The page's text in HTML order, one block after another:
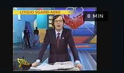
8 MIN